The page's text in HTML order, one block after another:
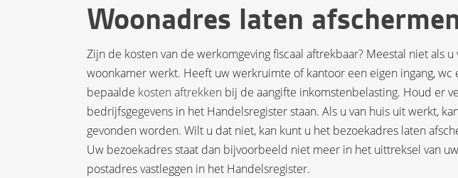
Woonadres laten
Zijn de kosten van de werkomgeving fiscaal aftrekbaar? Meestal niet als
woonkamer werkt. Heeft uw werkruimte of kantoor een eigen ingang, wc
bepaalde kosten aftrekken bij de aangifte inkomstenbelasting. Houd er
bedrijfsgegevens in het Handelsregister staan. Als u van huis uit werkt,
gevonden worden. Wilt u dat niet, kan kunt u het bezoekadres laten
Uw bezoekadres staat dan bijvoorbeeld niet meer in het uittreksel van
postadres vastleggen in het Handelsregister.